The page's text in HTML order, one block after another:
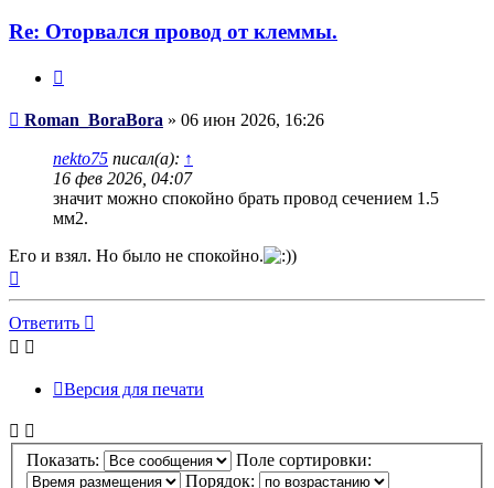
Re: Оторвался провод от клеммы.
Сообщение
Roman_BoraBora » 06 июн 2026, 16:26
nekto75 писал(а): ↑
16 фев 2026, 04:07
значит можно спокойно брать провод сечением 1.5
мм2.
Его и взял. Но было не спокойно.
)
началу
Ответить
Версия для печати
Показать:
Поле сортировки:
Порядок: